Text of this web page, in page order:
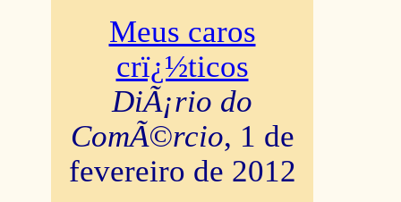
Meus caros
crï¿½ticos
DiÃ¡rio do
ComÃ©rcio, 1 de
fevereiro de 2012